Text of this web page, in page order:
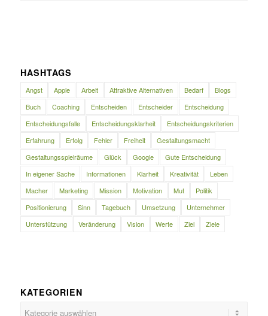
HASHTAGS
Angst Apple Arbeit Attraktive Alternativen Bedarf
Blogs
Buch
Coaching Entscheiden Entscheider
Entscheidung
Entscheidungsfalle
Entscheidungsklarheit
Entscheidungskriterien
Erfahrung
Erfolg Fehler Freiheit
Gestaltungsmacht
Gestaltungsspielräume
Glück Google
Gute Entscheidung
In eigener Sache
Informationen Klarheit Kreativität
Leben
Macher
Marketing Mission Motivation Mut
Politik
Positionierung
Sinn Tagebuch Umsetzung
Unternehmer
Unterstützung
Veränderung Vision Werte Ziel Ziele
KATEGORIEN